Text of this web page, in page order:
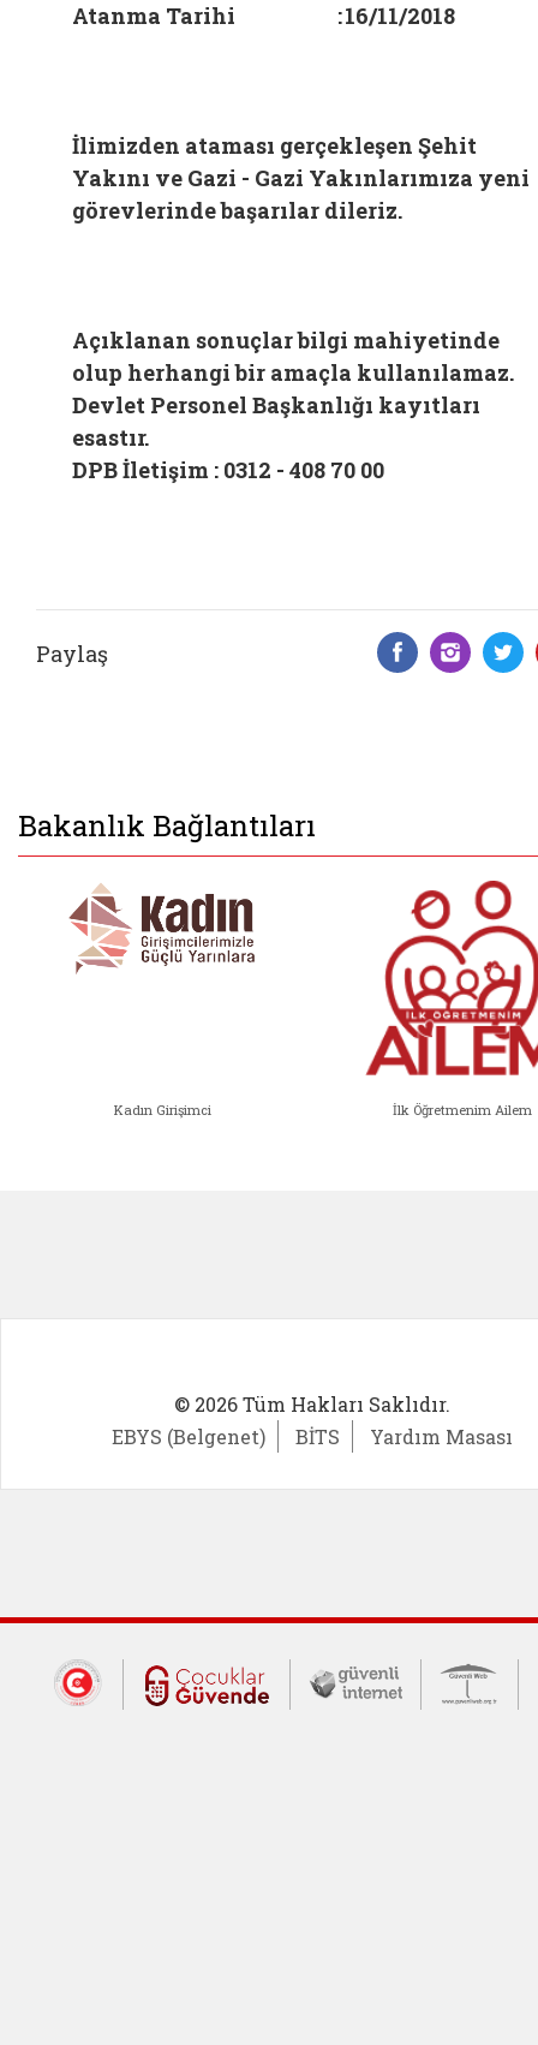
Atanma Tarihi
:16/11/2018
İlimizden ataması gerçekleşen Şehit
Yakını ve Gazi - Gazi Yakınlarımıza yeni
görevlerinde başarılar dileriz.
Açıklanan sonuçlar bilgi mahiyetinde
olup herhangi bir amaçla kullanılamaz.
Devlet Personel Başkanlığı kayıtları
esastır.
DPB İletişim : 0312 - 408 70 00
Paylaş
Bakanlık Bağlantıları
Kadın Girişimci İlk Öğretmenim Ailem
© 2026 Tüm Hakları Saklıdır.
EBYS (Belgenet)
BİTS Yardım Masası
Dış Bağlantılar
Cumhurbaşkanlığı İletişim Merkezi
Çocuklar Güvende (yeni
Güvenli